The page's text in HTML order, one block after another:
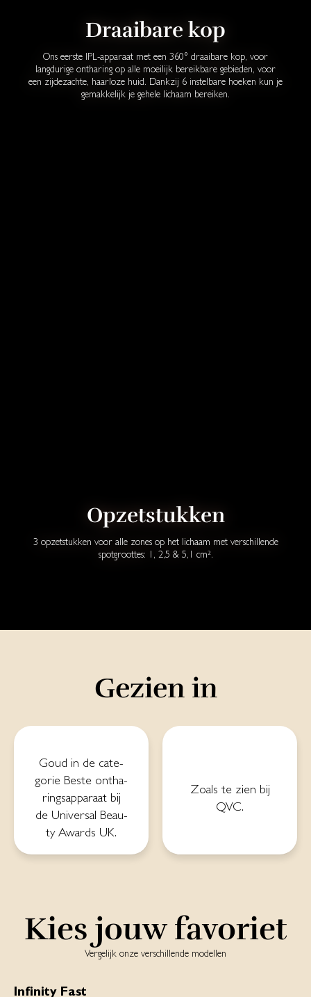
Draaibare kop
Ons eerste IPL-apparaat met een 360° draaibare kop, voor
langdurige ontharing op alle moeilijk bereikbare gebieden, voor
een zijdezachte, haarloze huid. Dankzij 6 instelbare hoeken kun je
gemakkelijk je gehele lichaam bereiken.
Opzetstukken
3 opzetstukken voor alle zones op het lichaam met verschillende
spotgroottes: 1, 2,5 & 5,1 cm².
Gezien in
Goud in de ca­te­
go­rie Bes­te on­tha­
rings­ap­pa­raat bij
de Uni­ver­sal Beau­
ty A­wards UK.
Zoals te zien bij
QVC.
Kies jouw favoriet
Vergelijk onze verschillende modellen
Infinity Fast